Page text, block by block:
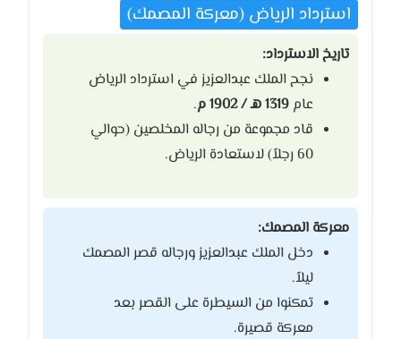
استرداد الرياض (معركة المصمك)
تاريخ الاسترداد:
نجح الملك عبدالعزيز في استرداد الرياض
عام 1319 هـ / 1902 م
.
قاد مجموعة من رجاله المخلصين (حوالي
60 رجلاً) لاستعادة الرياض.
معركة المصمك:
دخل الملك عبدالعزيز ورجاله قصر المصمك
ليلاً.
تمكنوا من السيطرة على القصر بعد
معركة قصيرة.